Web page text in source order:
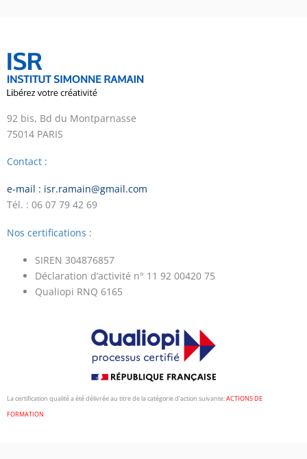
92 bis, Bd du Montparnasse
75014 PARIS
Contact :
e-mail : isr.ramain@gmail.com
Tél. : 06 07 79 42 69
Nos certifications :
SIREN 304876857
Déclaration d’activité n° 11 92 00420 75
Qualiopi RNQ 6165
La certification qualité a été délivrée au titre de la catégorie d’action suivante:ACTIONS DE
FORMATION